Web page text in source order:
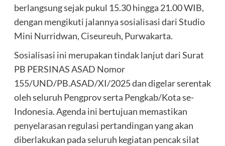
berlangsung sejak pukul 15.30 hingga 21.00 WIB,
dengan mengikuti jalannya sosialisasi dari Studio
Mini Nurridwan, Ciseureuh, Purwakarta.
Sosialisasi ini merupakan tindak lanjut dari Surat
PB PERSINAS ASAD Nomor
155/UND/PB.ASAD/XI/2025 dan digelar serentak
oleh seluruh Pengprov serta Pengkab/Kota se-
Indonesia. Agenda ini bertujuan memastikan
penyelarasan regulasi pertandingan yang akan
diberlakukan pada seluruh kegiatan pencak silat